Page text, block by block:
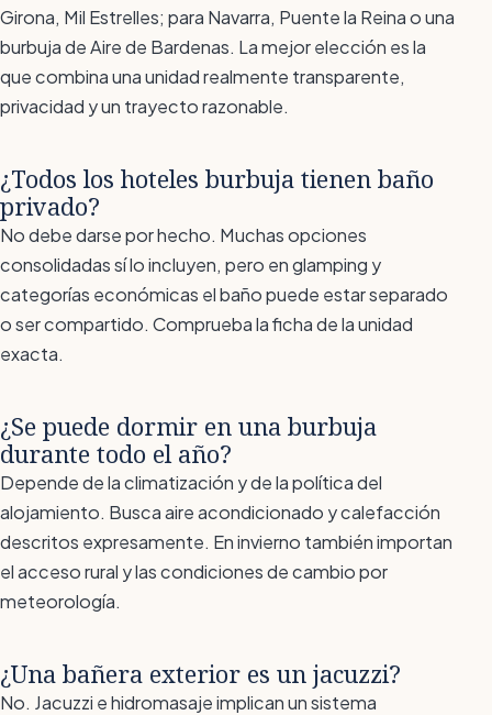
Girona, Mil Estrelles; para Navarra, Puente la Reina o una
burbuja de Aire de Bardenas. La mejor elección es la
que combina una unidad realmente transparente,
privacidad y un trayecto razonable.
¿Todos los hoteles burbuja tienen baño
privado?
No debe darse por hecho. Muchas opciones
consolidadas sí lo incluyen, pero en glamping y
categorías económicas el baño puede estar separado
o ser compartido. Comprueba la ficha de la unidad
exacta.
¿Se puede dormir en una burbuja
durante todo el año?
Depende de la climatización y de la política del
alojamiento. Busca aire acondicionado y calefacción
descritos expresamente. En invierno también importan
el acceso rural y las condiciones de cambio por
meteorología.
¿Una bañera exterior es un jacuzzi?
No. Jacuzzi e hidromasaje implican un sistema